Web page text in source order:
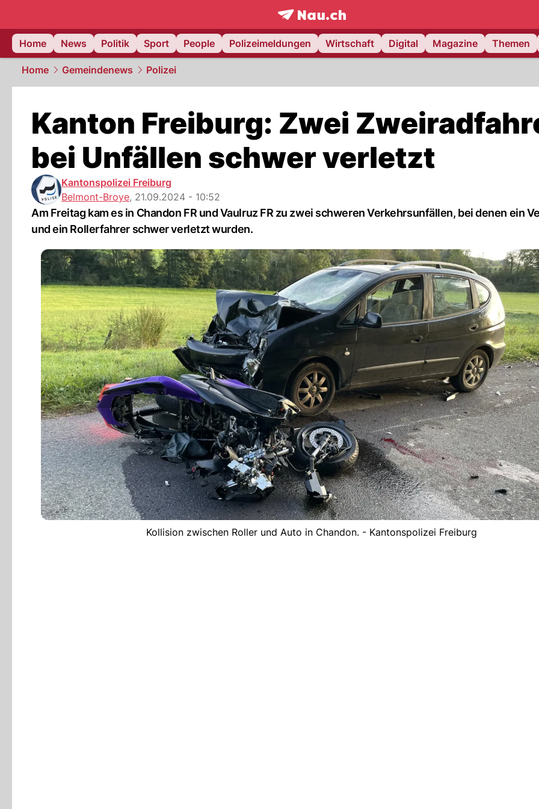
frontpage.NAU.ch
Home
News Politik Sport People Polizeimeldungen Wirtschaft Digital Magazine Themen
Home Gemeindenews Polizei
Kanton Freiburg: Zwei
bei Unfällen schwer verletzt
Kantonspolizei Freiburg
Belmont-Broye, 21.09.2024 - 10:52
Am Freitag kam es in Chandon FR und Vaulruz FR zu zwei schweren Verkehrsunfällen, bei denen ein
und ein Rollerfahrer schwer verletzt wurden.
Kollision zwischen Roller und Auto in Chandon. - Kantonspolizei Freiburg